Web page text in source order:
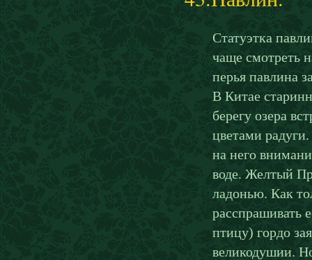
Статуэтка
чаще смотреть
перья павлина
В Китае
берегу озера
цветами
на него
воде. Желтый
ладонью. Как
расспрашивать
птицу) гордо
великодушии.